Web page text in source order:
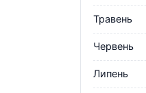
Травень
Червень
Липень